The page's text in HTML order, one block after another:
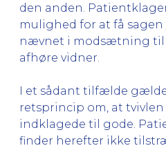
den anden.
mulighed for at få sagen
nævnet i modsætning til
afhøre vidner.
I et sådant tilfælde
retsprincip om, at
indklagede til gode.
finder herefter ikke